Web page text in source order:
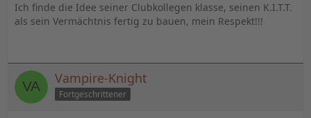
Ich finde die Idee seiner Clubkollegen klasse, seinen K.I.T.T.
als sein Vermächtnis fertig zu bauen, mein Respekt!!!
Vampire-Knight
Fortgeschrittener